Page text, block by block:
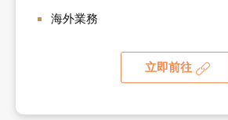
海外業務
立即前往